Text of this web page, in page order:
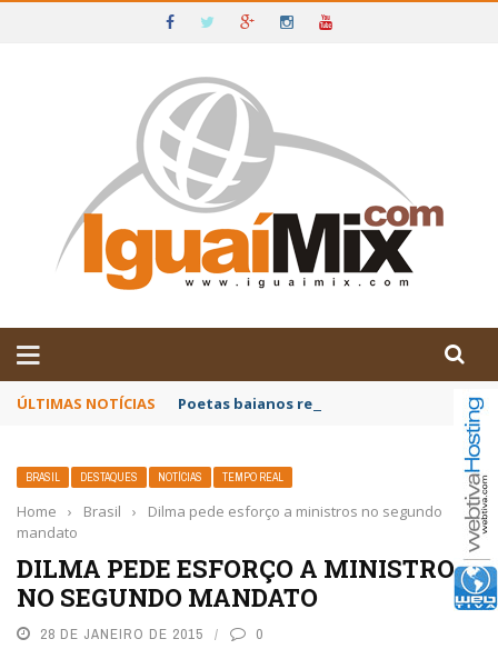
IGUAÍ E SUDOESTE DA BAHIA
ÚLTIMAS NOTÍCIAS Poetas baianos representam o Brasil no
BRASIL DESTAQUES NOTÍCIAS TEMPO REAL
Home › Brasil ›
Dilma pede esforço a ministros no segundo
mandato
DILMA PEDE ESFORÇO A MINISTROS
NO SEGUNDO MANDATO
28 DE JANEIRO DE 2015 0